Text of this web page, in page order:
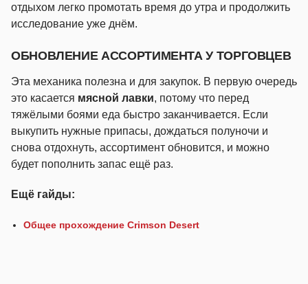
отдыхом легко промотать время до утра и продолжить
исследование уже днём.
ОБНОВЛЕНИЕ АССОРТИМЕНТА У ТОРГОВЦЕВ
Эта механика полезна и для закупок. В первую очередь
это касается мясной лавки, потому что перед
тяжёлыми боями еда быстро заканчивается. Если
выкупить нужные припасы, дождаться полуночи и
снова отдохнуть, ассортимент обновится, и можно
будет пополнить запас ещё раз.
Ещё гайды:
Общее прохождение Crimson Desert